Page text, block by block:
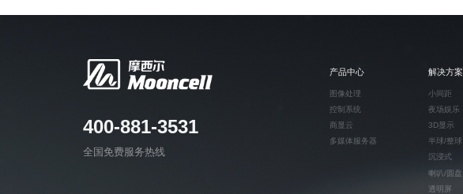
400-881-3531
全国免费服务热线
产品中心
图像处理
控制系统
商显云
多媒体服务器
解决方案
小间距
夜场娱乐
3D显示
半球/整球
沉浸式
喇叭/圆盘
透明屏